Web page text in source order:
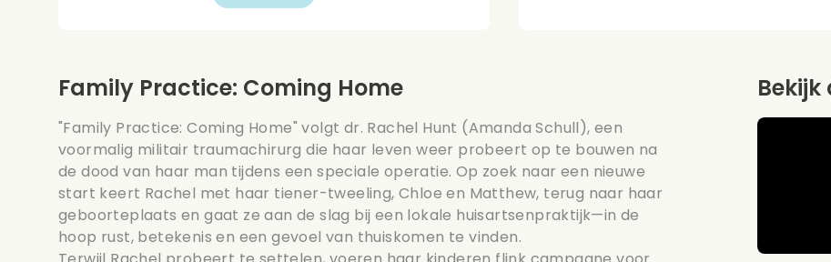
Family Practice: Coming Home
"Family Practice: Coming Home" volgt dr. Rachel Hunt (Amanda Schull), een
voormalig militair traumachirurg die haar leven weer probeert op te bouwen na
de dood van haar man tijdens een speciale operatie. Op zoek naar een nieuwe
start keert Rachel met haar tiener-tweeling, Chloe en Matthew, terug naar haar
geboorteplaats en gaat ze aan de slag bij een lokale huisartsenpraktijk—in de
hoop rust, betekenis en een gevoel van thuiskomen te vinden.